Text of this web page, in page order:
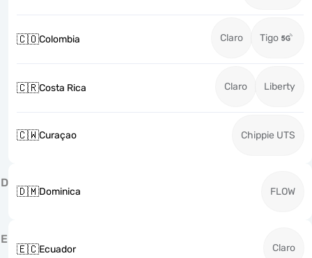
🇨🇴Colombia Claro Tigo
🇨🇷Costa Rica Claro Liberty
🇨🇼Curaçao Chippie UTS
D
🇩🇲Dominica FLOW
E
🇪🇨Ecuador Claro